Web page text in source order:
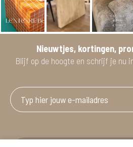
Nieuwtjes, kortingen,
Blijf op de hoogte en schrijf je nu